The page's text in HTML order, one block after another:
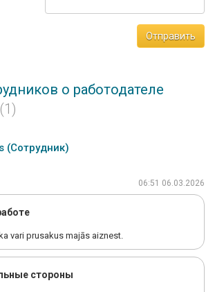
Отправить
о работодателе
(1)
(Сотрудник)
06:51 06.03.2026
vari prusakus majās aiznest.
стороны